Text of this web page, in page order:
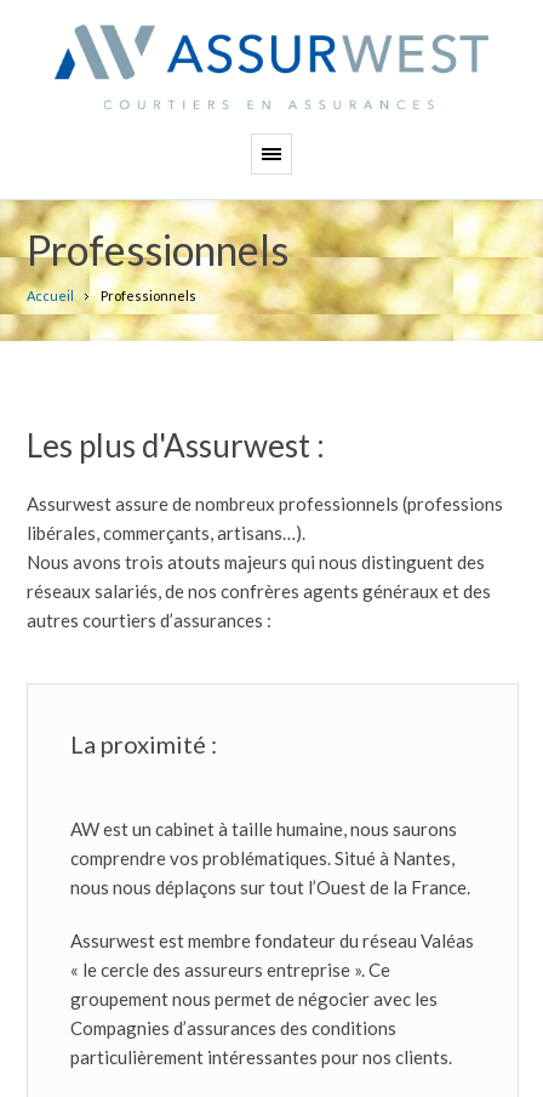
Professionnels
Accueil Professionnels
Les plus d'Assurwest :
Assurwest assure de nombreux professionnels (professions
libérales, commerçants, artisans…).
Nous avons trois atouts majeurs qui nous distinguent des
réseaux salariés, de nos confrères agents généraux et des
autres courtiers d’assurances :
La proximité :
AW est un cabinet à taille humaine, nous saurons
comprendre vos problématiques. Situé à Nantes,
nous nous déplaçons sur tout l’Ouest de la France.
Assurwest est membre fondateur du réseau Valéas
« le cercle des assureurs entreprise ». Ce
groupement nous permet de négocier avec les
Compagnies d’assurances des conditions
particulièrement intéressantes pour nos clients.